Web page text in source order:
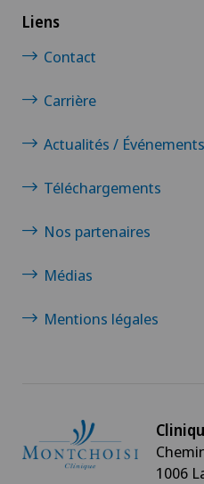
Liens
Contact
Carrière
Actualités / Événements
Téléchargements
Nos partenaires
Médias
Mentions légales
1006